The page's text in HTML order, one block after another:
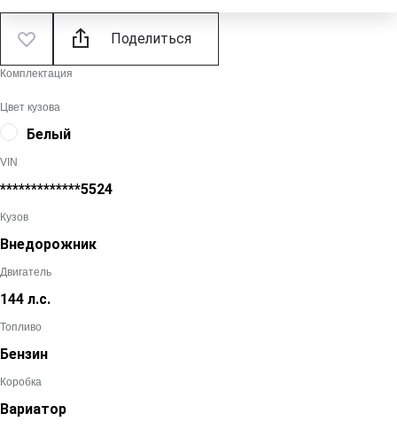
Поделиться
Комплектация
Цвет кузова
Белый
VIN
*************5524
Кузов
Внедорожник
Двигатель
144 л.с.
Топливо
Бензин
Коробка
Вариатор